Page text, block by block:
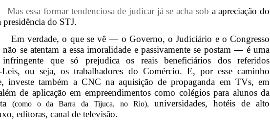
Mas essa formar tendenciosa de judicar já se acha sob a apreciação do
presidência do STJ.
Em verdade, o que se vê — o Governo, o Judiciário e o Congresso
se atentam a essa imoralidade e passivamente se postam — é uma
infringente que só prejudica os reais beneficiários dos referidos
Leis, ou seja, os trabalhadores do Comércio. E, por esse caminho
investe também a CNC na aquisição de propaganda em TVs, em
de aplicação em empreendimentos como colégios para alunos da
(como o da Barra da Tijuca, no Rio),
universidades, hotéis de alto
editoras, canal de televisão.